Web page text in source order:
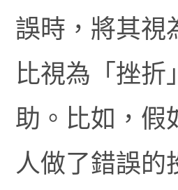
誤時，將其視
比視為「挫折
助。比如，假
人做了錯誤的